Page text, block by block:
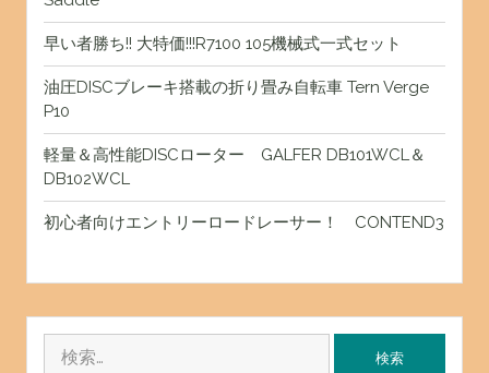
早い者勝ち!! 大特価!!!R7100 105機械式一式セット
油圧DISCブレーキ搭載の折り畳み自転車 Tern Verge
P10
軽量＆高性能DISCローター GALFER DB101WCL＆
DB102WCL
初心者向けエントリーロードレーサー！ CONTEND3